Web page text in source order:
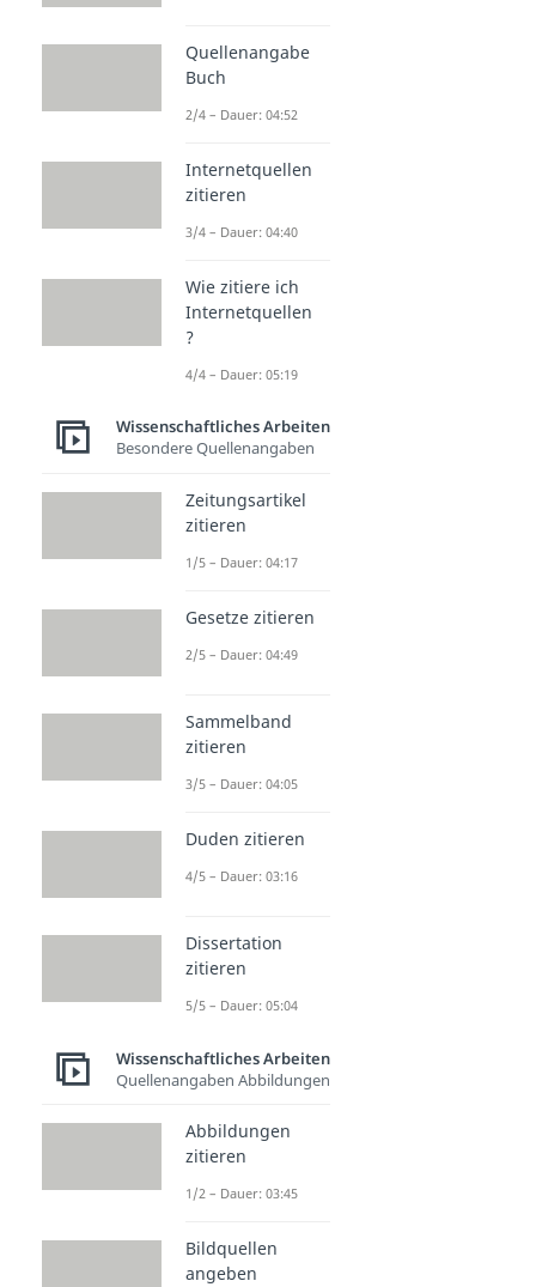
Quellenangabe
Buch
2/4 – Dauer: 04:52
Internetquellen
zitieren
3/4 – Dauer: 04:40
Wie zitiere ich
Internetquellen
?
4/4 – Dauer: 05:19
Wissenschaftliches Arbeiten
Besondere Quellenangaben
Zeitungsartikel
zitieren
1/5 – Dauer: 04:17
Gesetze zitieren
2/5 – Dauer: 04:49
Sammelband
zitieren
3/5 – Dauer: 04:05
Duden zitieren
4/5 – Dauer: 03:16
Dissertation
zitieren
5/5 – Dauer: 05:04
Wissenschaftliches Arbeiten
Quellenangaben Abbildungen
Abbildungen
zitieren
1/2 – Dauer: 03:45
Bildquellen
angeben